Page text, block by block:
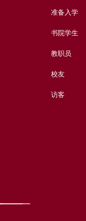
准备入学
书院学生
教职员
校友
访客